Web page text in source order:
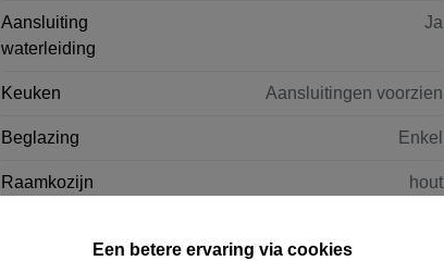
Een betere ervaring via cookies
Aansluiting
waterleiding
Ja
Keuken Aansluitingen voorzien
Beglazing Enkel
Raamkozijn hout